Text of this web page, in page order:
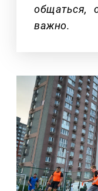
общаться,
важно.